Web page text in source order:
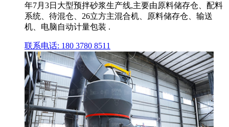
年7月3日大型预拌砂浆生产线,主要由原料储存仓、配料
系统、待混仓、26立方主混合机、原料储存仓、输送
机、电脑自动计量包装 .
联系电话: 180 3780 8511